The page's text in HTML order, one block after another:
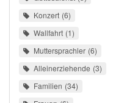
Konzert 6
Wallfahrt 1
Muttersprachler 6
Alleinerziehende 3
Familien 34